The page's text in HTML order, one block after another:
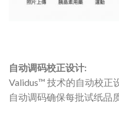
自动调码校正设计:
Validus™ 技术的自动校正
自动调码确保每批试纸品